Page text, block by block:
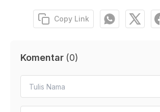
Copy Link
Komentar (0)